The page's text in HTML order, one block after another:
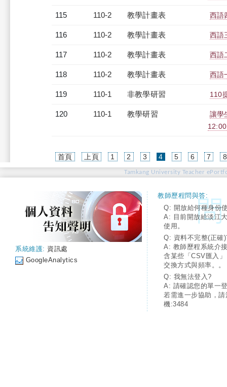
115 110-2 教學計畫表 西語
116 110-2 教學計畫表 西語
117 110-2 教學計畫表 西語
118 110-2 教學計畫表 西語
119 110-1 非教學研習 110
120 110-1 教學研習
讓學
首頁 上頁 1 2 3 4(current)
5 6 7 8
Tamkang University Teacher
系統維護: 資訊處
GoogleAnalytics
教師歷程問與答:
Q: 開放給何種身份
A: 目前開放給淡江
使用。
Q: 資料不完整(正確
A: 教師歷程系統介
含某些「CSV匯入
交換方式與頻率。。
Q: 我無法登入?
A: 請確認您的單一
若需進一步協助，
機:3484